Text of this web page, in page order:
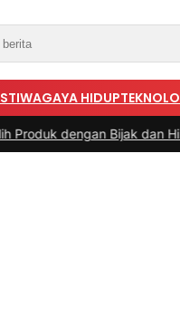
GAYA HIDUP
Bijak dan Hindari